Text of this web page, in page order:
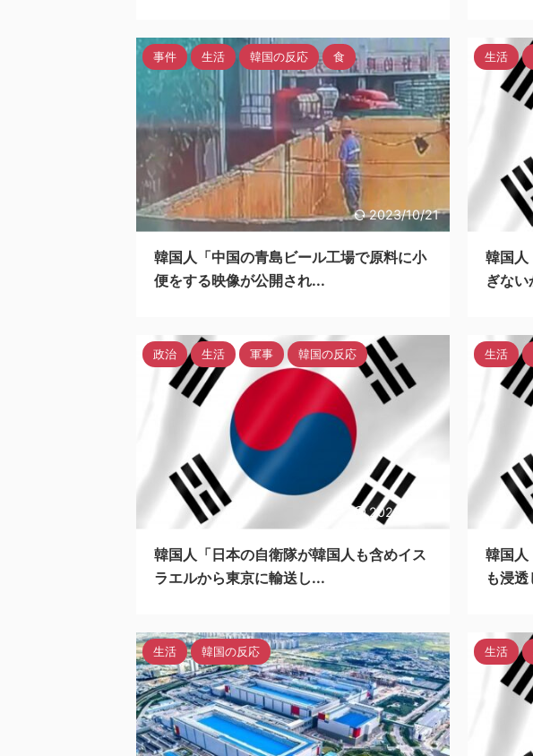
2023/10/21
事件 生活 韓国の反応 食
韓国人「中国の青島ビール工場で原料に小
便をする映像が公開され...
生活
韓国人
ぎな
2023/10/21
政治 生活 軍事 韓国の反応
韓国人「日本の自衛隊が韓国人も含めイス
ラエルから東京に輸送し...
生活
韓国人
も浸
生活 韓国の反応 生活